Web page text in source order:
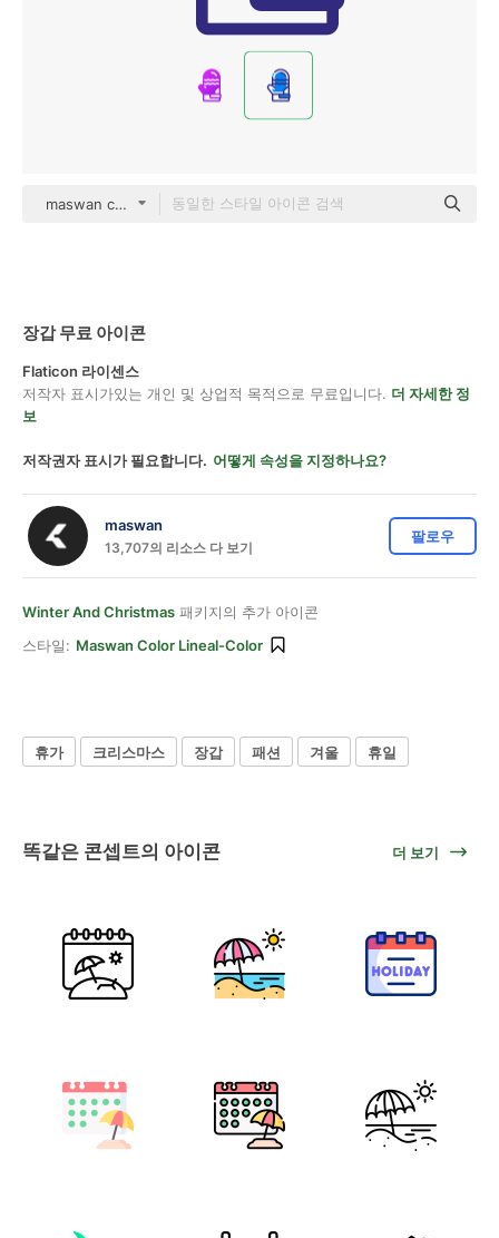
maswan color lineal-color
장갑 무료 아이콘
Flaticon 라이센스
저작자 표시가있는 개인 및 상업적 목적으로 무료입니다. 더 자세한 정
보
저작권자 표시가 필요합니다. 어떻게 속성을 지정하나요?
maswan
13,707의 리소스 다 보기
팔로우
Winter And Christmas 패키지의 추가 아이콘
스타일: Maswan Color Lineal-Color
휴가 크리스마스 장갑 패션 겨울 휴일
똑같은 콘셉트의 아이콘 더 보기